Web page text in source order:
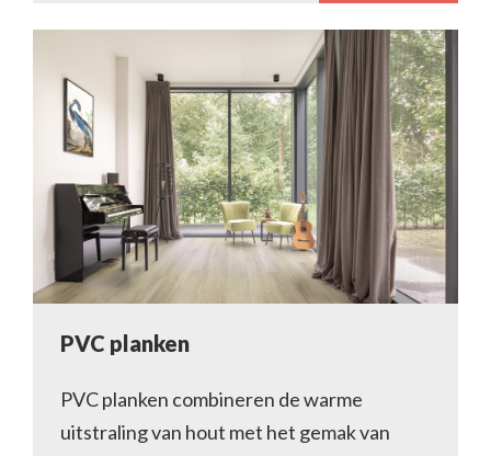
PVC planken
PVC planken combineren de warme
uitstraling van hout met het gemak van